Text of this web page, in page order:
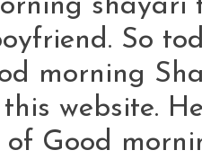
shayari
So
morning
website.
of Good